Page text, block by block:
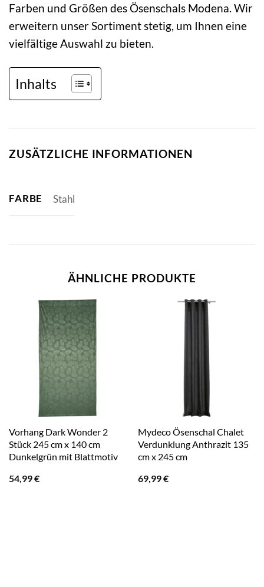
Farben und Größen des Ösenschals Modena. Wir
erweitern unser Sortiment stetig, um Ihnen eine
vielfältige Auswahl zu bieten.
Inhalts
ZUSÄTZLICHE INFORMATIONEN
FARBE Stahl
ÄHNLICHE PRODUKTE
Vorhang Dark Wonder 2
Stück 245 cm x 140 cm
Dunkelgrün mit Blattmotiv
54,99€
Mydeco Ösenschal Chalet
Verdunklung Anthrazit 135
cm x 245 cm
69,99€